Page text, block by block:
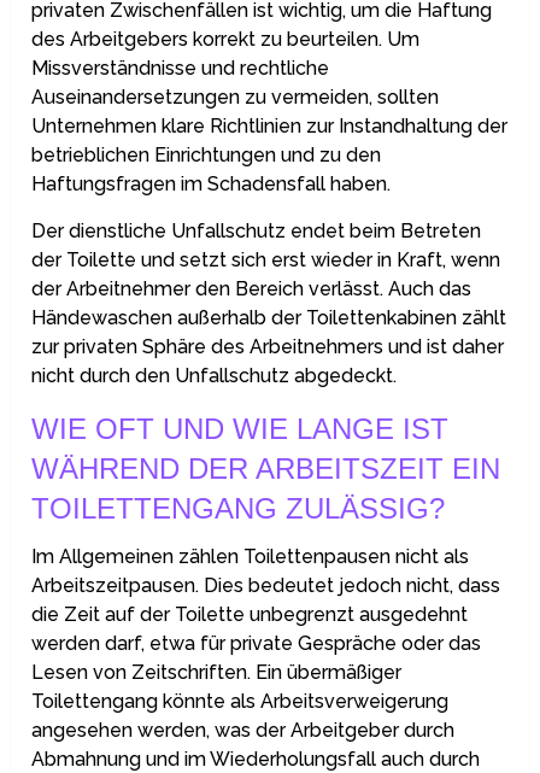
privaten Zwischenfällen ist wichtig, um die Haftung
des Arbeitgebers korrekt zu beurteilen. Um
Missverständnisse und rechtliche
Auseinandersetzungen zu vermeiden, sollten
Unternehmen klare Richtlinien zur Instandhaltung der
betrieblichen Einrichtungen und zu den
Haftungsfragen im Schadensfall haben.
Der dienstliche Unfallschutz endet beim Betreten
der Toilette und setzt sich erst wieder in Kraft, wenn
der Arbeitnehmer den Bereich verlässt. Auch das
Händewaschen außerhalb der Toilettenkabinen zählt
zur privaten Sphäre des Arbeitnehmers und ist daher
nicht durch den Unfallschutz abgedeckt.
WIE OFT UND WIE LANGE IST
WÄHREND DER ARBEITSZEIT EIN
TOILETTENGANG ZULÄSSIG?
Im Allgemeinen zählen Toilettenpausen nicht als
Arbeitszeitpausen. Dies bedeutet jedoch nicht, dass
die Zeit auf der Toilette unbegrenzt ausgedehnt
werden darf, etwa für private Gespräche oder das
Lesen von Zeitschriften. Ein übermäßiger
Toilettengang könnte als Arbeitsverweigerung
angesehen werden, was der Arbeitgeber durch
Abmahnung und im Wiederholungsfall auch durch